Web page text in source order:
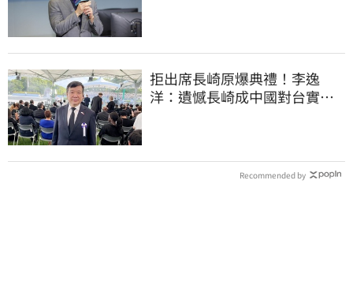
拒出席長崎原爆典禮！李逸
洋：遺憾長崎成中國對台實施
Recommended by